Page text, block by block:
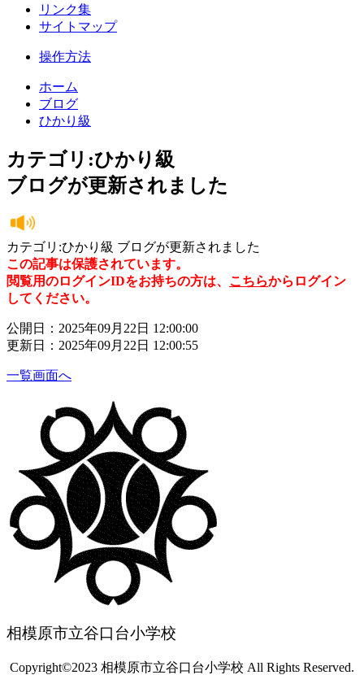
リンク集
サイトマップ
操作方法
ホーム
ブログ
ひかり級
カテゴリ:ひかり級
ブログが更新されました
カテゴリ:ひかり級 ブログが更新されました
この記事は保護されています。
閲覧用のログインIDをお持ちの方は、 こちらからログイン
してください。
公開日：2025年09月22日 12:00:00
更新日：2025年09月22日 12:00:55
一覧画面へ
相模原市立谷口台小学校
Copyright©2023 相模原市立谷口台小学校 All Rights Reserved.